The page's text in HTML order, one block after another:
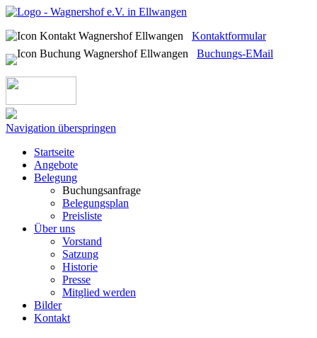
Kontaktformular
Buchungs-EMail
Navigation überspringen
Startseite
Angebote
Belegung
Buchungsanfrage
Belegungsplan
Preisliste
Über uns
Vorstand
Satzung
Historie
Presse
Mitglied werden
Bilder
Kontakt